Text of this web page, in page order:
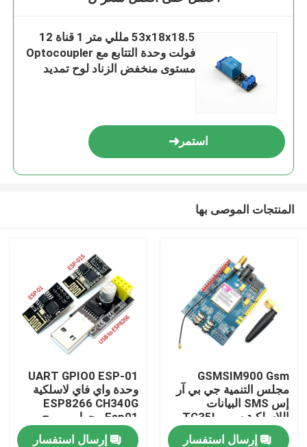
الصفحة الرئيسية
منتجات
معلومات عنا
53x18x18.5 مللي متر 1 قناة 12
فولت وحدة التتابع مع Optocoupler
مستوى منخفض الزناد لوح تمديد
استمر
المنتجات الموصى بها
GSMSIM900 Gsm
مجلس التنمية جي بي آر
إس SMS البيانات
اللاسلكية سوبر TC35I
إرسال استفسار
UART GPIO0 ESP-01
وحدة واي فاي لاسلكية
ESP8266 CH340G
Esp01 محول مبرمج
إرسال استفسار